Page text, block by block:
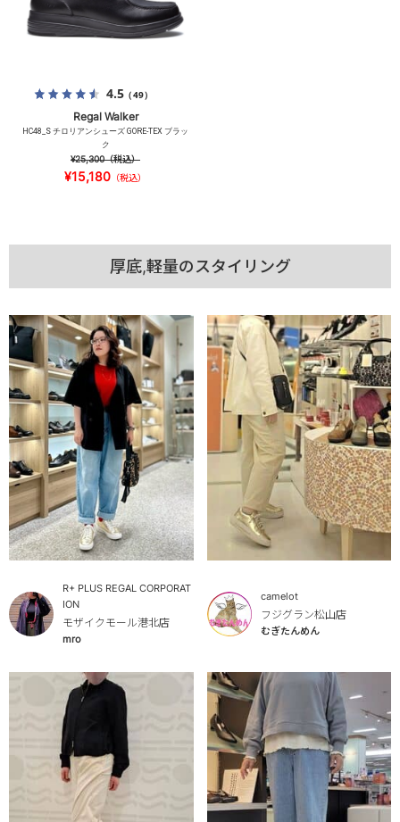
4.5（49）
Regal Walker
HC48_S チロリアンシューズ GORE-TEX ブラッ
ク
¥25,300（税込）
¥15,180 （税込）
厚底,軽量のスタイリング
R+ PLUS REGAL CORPORAT
ION
モザイクモール港北店
mro
camelot
フジグラン松山店
むぎたんめん